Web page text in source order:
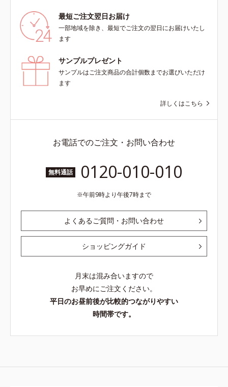
最短ご注文翌日お届け
一部地域を除き、最短でご注文の翌日にお届けいたし
ます
サンプルプレゼント
サンプルはご注文商品の合計個数までお選びいただけ
ます
詳しくはこちら
お電話でのご注文・お問い合わせ
無料通話 0120-010-010
午前9時より午後7時まで
よくあるご質問・お問い合わせ
ショッピングガイド
月末は混み合いますので
お早めにご注文ください。
平日のお昼前後が比較的つながりやすい
時間帯です。